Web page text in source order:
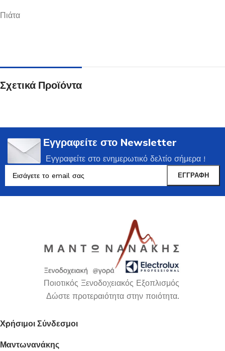
Πιάτα
Σχετικά Προϊόντα
Εγγραφείτε στο Newsletter
Εγγραφείτε στο ενημερωτικό δελτίο σήμερα !
Ποιοτικός Ξενοδοχειακός Εξοπλισμός
Δώστε προτεραιότητα στην ποιότητα.
Χρήσιμοι Σύνδεσμοι
Μαντωνανάκης